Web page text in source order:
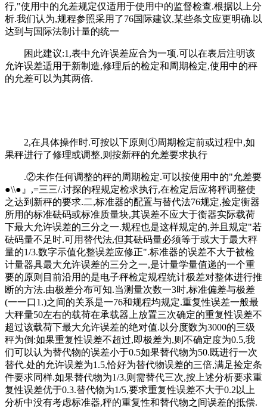
行,"使用中的允差规定仅适用于使用中的监督检查.根据以上分
析.我们认为,规程参照采用了76国际建议,某些条文应更明确.以
达到与国际法制计量的统一
困此建议:1,表中允许误差应合为一项.可以在表后注明该
允许误差适用于新制造,修理后的检定和周期检定,使用中的秤
的允差可以为其两倍.
2,在具体操作时.可按以下原则①周期检定前或过程中,如
果秤进行了修理或调整,则按新秤的允差要求执行
.②未作任何调整的秤的周期检定.可以按使用中的"允差要
●\\●』,=三三/.讨探的程规定检求执行,在检定后应将秤调整使
之达到新秤的要求.二,标准器的配置与替代法76规定,捡定衡器
所用的标准砝码或标准质量块,其误差不应大于衡器实际载荷
下最大允许误差的三分之一.规程也是这样规定的,并且规定"若
砝码量不足时.可用替代法,但其砝码量必须等于或大于最大秤
量的1/3.数字示值化整误差应修正".标准器的误差不大于被检
计量器具最大允许误差的三分之一,是计量学量值递的一个重
要的原则目前沿用的是电子秤检定规程统计极差对整体进行推
断的方法.由极差分布可知.当测量次数一3时,标准偏差与极差
(一一口1.)之间的关系是一76和规程均规定.重复性误差一般最
大秤量50左右的载荷在承载器上放置三次确定的重复性误差不
超过该载荷下最大允许误差的绝对值.以分度数为3000的三级
秤为倒:如果重复性误差不超过,即极差为,则不确定度为0.5,我
们可以认为替代物的误差小于0.5如果替代物为50.既进行一次
替代.处的允许误差为1.5,恰好为替代物误差的三倍,满足捡定条
件要求同样.如果替代物为1/3.则需替代三次,按上述分析要求重
复性误差优于0.3.替代物为1/5,要求重复性误差不大于0.2以上
分析中没有考虑标准器,秤的重复性和替代物之间误差的抵偿.